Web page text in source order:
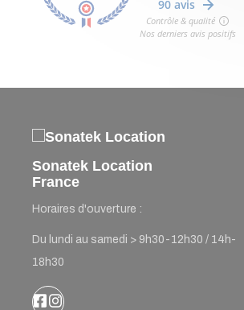
Sonatek Location
France
Horaires d'ouverture :
Du lundi au samedi > 9h30-12h30 / 14h-
18h30